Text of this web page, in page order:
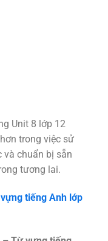
Unit 8 lớp 12
trong việc sử
và chuẩn bị sẵn
tương lai.
tiếng Anh lớp